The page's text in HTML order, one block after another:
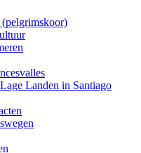
Landen in Santiago